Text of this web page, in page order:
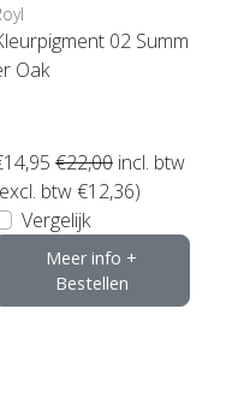
02 Summ
Oak
€22,00 incl. btw
btw €12,36)
Vergelijk
Meer info +
Bestellen